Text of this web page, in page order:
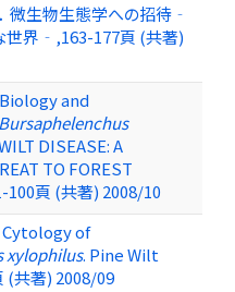
微生物生態学への招待‐
世界‐,163-177頁 (共著)
and
Bursaphelenchus
DISEASE: A
TO FOREST
100頁 (共著) 2008/10
of
xylophilus. Pine Wilt
(共著) 2008/09